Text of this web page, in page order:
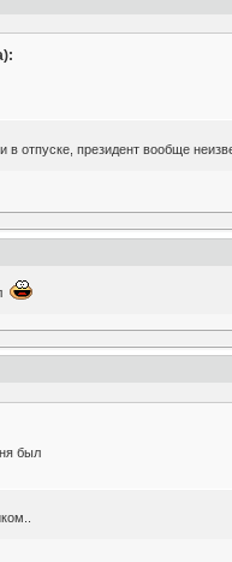
отпуске, президент вообще
был